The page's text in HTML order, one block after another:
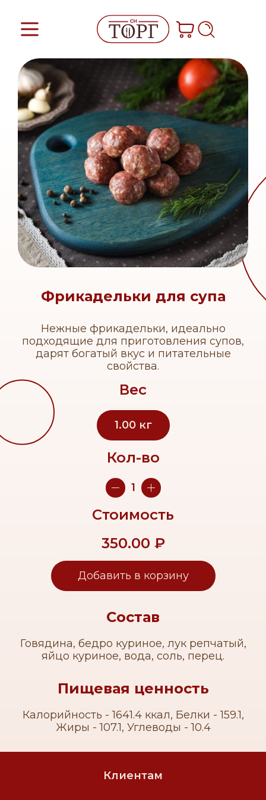
Фрикадельки для супа
Нежные фрикадельки, идеально
подходящие для приготовления супов,
дарят богатый вкус и питательные
свойства.
Вес
1.00 кг
Кол-во
1
Стоимость
350.00 ₽
Добавить в корзину
Состав
Говядина, бедро куриное, лук репчатый,
яйцо куриное, вода, соль, перец.
Пищевая ценность
Калорийность - 1641.4 ккал, Белки - 159.1,
Жиры - 107.1, Углеводы - 10.4
Клиентам